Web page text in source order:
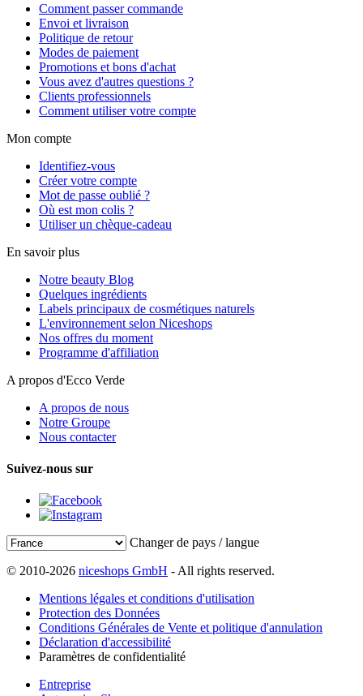
Comment passer commande
Envoi et livraison
Politique de retour
Modes de paiement
Promotions et bons d'achat
Vous avez d'autres questions ?
Clients professionnels
Comment utiliser votre compte
Mon compte
Identifiez-vous
Créer votre compte
Mot de passe oublié ?
Où est mon colis ?
Utiliser un chèque-cadeau
En savoir plus
Notre beauty Blog
Quelques ingrédients
Labels principaux de cosmétiques naturels
L'environnement selon Niceshops
Nos offres du moment
Programme d'affiliation
A propos d'Ecco Verde
A propos de nous
Notre Groupe
Nous contacter
Suivez-nous sur
Changer de pays / langue
© 2010-2026 niceshops GmbH - All rights reserved.
Mentions légales et conditions d'utilisation
Protection des Données
Conditions Générales de Vente et politique d'annulation
Déclaration d'accessibilité
Paramètres de confidentialité
Entreprise